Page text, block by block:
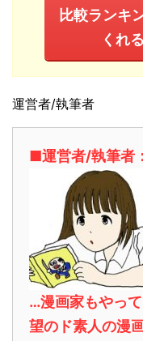
比較ランキ
くれ
運営者/執筆者
■運営者/執筆者
…漫画家もやっ
望のド素人の漫